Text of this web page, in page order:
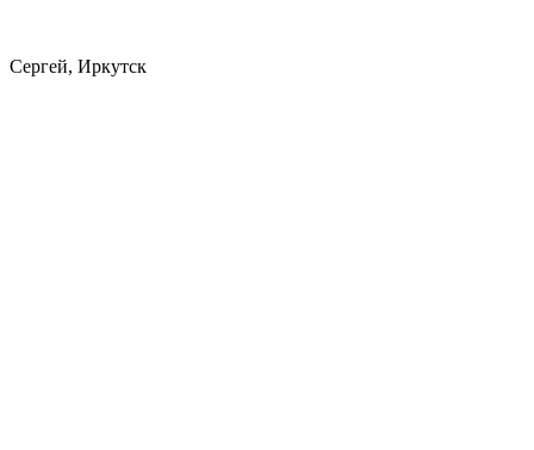
Сергей, Иркутск